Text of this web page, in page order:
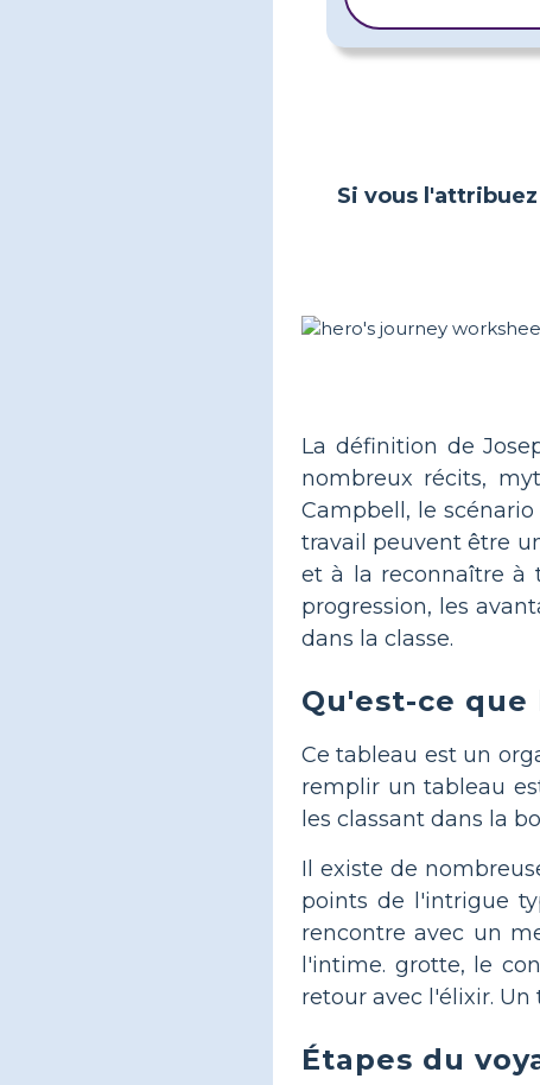
Si vous
La définition de
nombreux récits,
Campbell, le
travail peuvent être
et à la reconnaître à
progression, les
dans la classe.
Qu'est-ce
Ce tableau est un
remplir un tableau
les classant dans la
Il existe de
points de l'intrigue
rencontre avec un
l'intime. grotte, le
retour avec l'élixir.
Étapes du